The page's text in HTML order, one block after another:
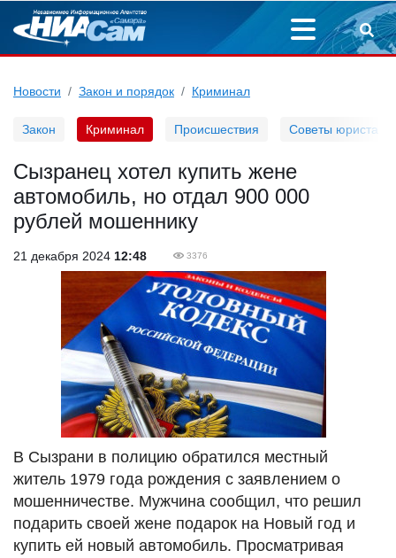
Новости Закон и порядок Криминал
Закон Криминал Происшествия Советы юриста
Сызранец хотел купить жене
автомобиль, но отдал 900 000
рублей мошеннику
21 декабря 2024 12:48 3376
В Сызрани в полицию обратился местный
житель 1979 года рождения с заявлением о
мошенничестве. Мужчина сообщил, что решил
подарить своей жене подарок на Новый год и
купить ей новый автомобиль. Просматривая